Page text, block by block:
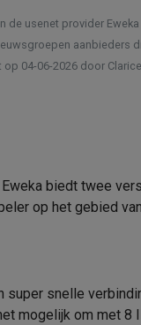
de usenet provider
aanbieders
04-06-2026 door
biedt twee
op het gebied
snelle
mogelijk om met